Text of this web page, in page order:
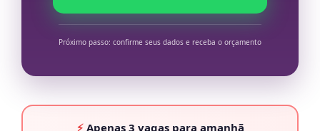
Próximo passo: confirme seus dados e receba o orçamento
⚡Apenas 3 vagaspara amanhã